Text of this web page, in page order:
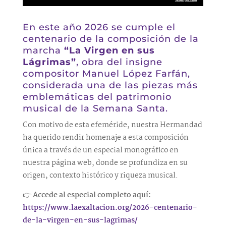
En este año 2026 se cumple el
centenario de la composición de la
marcha “La Virgen en sus
Lágrimas”, obra del insigne
compositor Manuel López Farfán,
considerada una de las piezas más
emblemáticas del patrimonio
musical de la Semana Santa.
Con motivo de esta efeméride, nuestra Hermandad
ha querido rendir homenaje a esta composición
única a través de un especial monográfico en
nuestra página web, donde se profundiza en su
origen, contexto histórico y riqueza musical.
👉Accede al especial completo aquí:
https://www.laexaltacion.org/2026-centenario-
de-la-virgen-en-sus-lagrimas/